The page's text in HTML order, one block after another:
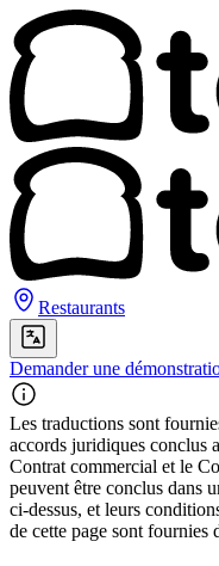
Restaurants
Demander une
Les traductions sont
accords juridiques conclus
Contrat commercial et le
peuvent être conclus dans
ci-dessus, et leurs
de cette page sont fournies